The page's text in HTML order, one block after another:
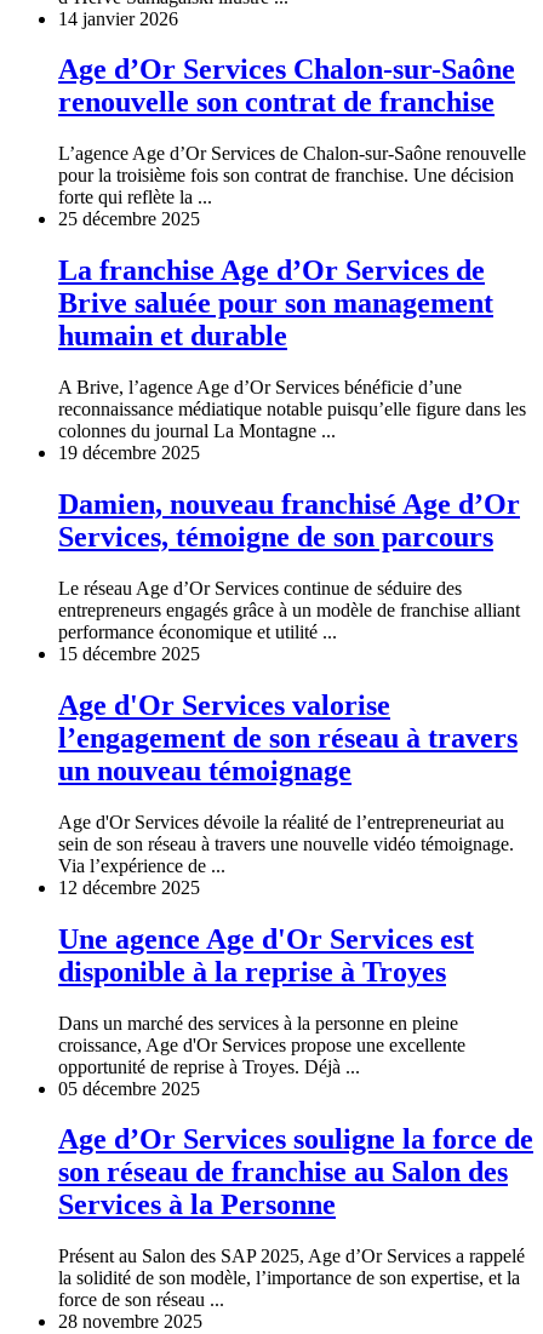
14 janvier 2026
Age d’Or Services Chalon-sur-Saône
renouvelle son contrat de franchise
L’agence Age d’Or Services de Chalon-sur-Saône renouvelle
pour la troisième fois son contrat de franchise. Une décision
forte qui reflète la ...
25 décembre 2025
La franchise Age d’Or Services de
Brive saluée pour son management
humain et durable
A Brive, l’agence Age d’Or Services bénéficie d’une
reconnaissance médiatique notable puisqu’elle figure dans les
colonnes du journal La Montagne ...
19 décembre 2025
Damien, nouveau franchisé Age d’Or
Services, témoigne de son parcours
Le réseau Age d’Or Services continue de séduire des
entrepreneurs engagés grâce à un modèle de franchise alliant
performance économique et utilité ...
15 décembre 2025
Age d'Or Services valorise
l’engagement de son réseau à travers
un nouveau témoignage
Age d'Or Services dévoile la réalité de l’entrepreneuriat au
sein de son réseau à travers une nouvelle vidéo témoignage.
Via l’expérience de ...
12 décembre 2025
Une agence Age d'Or Services est
disponible à la reprise à Troyes
Dans un marché des services à la personne en pleine
croissance, Age d'Or Services propose une excellente
opportunité de reprise à Troyes. Déjà ...
05 décembre 2025
Age d’Or Services souligne la force de
son réseau de franchise au Salon des
Services à la Personne
Présent au Salon des SAP 2025, Age d’Or Services a rappelé
la solidité de son modèle, l’importance de son expertise, et la
force de son réseau ...
28 novembre 2025